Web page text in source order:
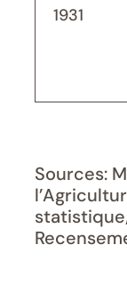
1931
Sources: